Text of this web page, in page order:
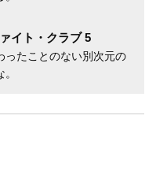
イト・クラブ 5
ったことのない別次元の